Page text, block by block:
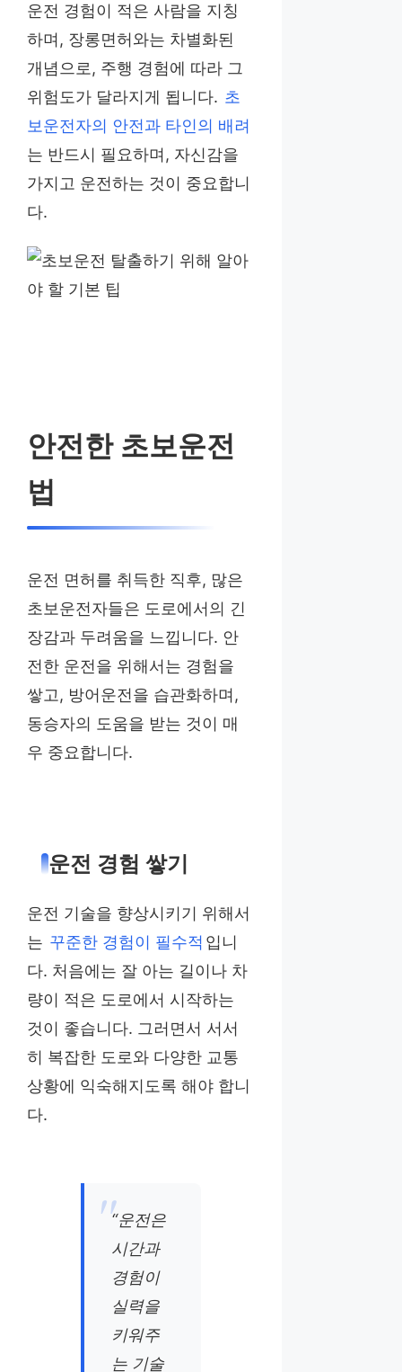
운전 경험이 적은 사람을 지칭
하며, 장롱면허와는 차별화된
개념으로, 주행 경험에 따라 그
위험도가 달라지게 됩니다. 초
보운전자의 안전과 타인의 배려
는 반드시 필요하며, 자신감을
가지고 운전하는 것이 중요합니
다.
안전한 초보운전
법
운전 면허를 취득한 직후, 많은
초보운전자들은 도로에서의 긴
장감과 두려움을 느낍니다. 안
전한 운전을 위해서는 경험을
쌓고, 방어운전을 습관화하며,
동승자의 도움을 받는 것이 매
우 중요합니다.
운전 경험 쌓기
운전 기술을 향상시키기 위해서
는 꾸준한 경험이 필수적 입니
다. 처음에는 잘 아는 길이나 차
량이 적은 도로에서 시작하는
것이 좋습니다. 그러면서 서서
히 복잡한 도로와 다양한 교통
상황에 익숙해지도록 해야 합니
다.
“운전은
시간과
경험이
실력을
키워주
는 기술